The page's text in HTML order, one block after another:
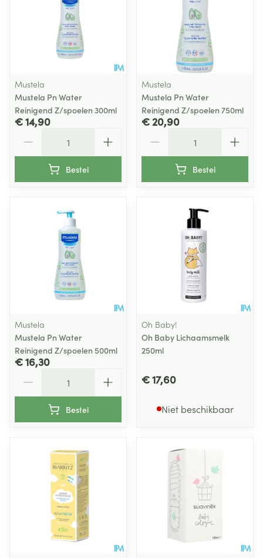
Mustela
Mustela Pn Water
Reinigend Z/spoelen 300ml
€ 14,90
Bestel
Mustela
Mustela Pn Water
Reinigend Z/spoelen 750ml
€ 20,90
Bestel
Mustela
Mustela Pn Water
Reinigend Z/spoelen 500ml
€ 16,30
Bestel
Oh Baby!
Oh Baby Lichaamsmelk
250ml
€ 17,60
Niet beschikbaar